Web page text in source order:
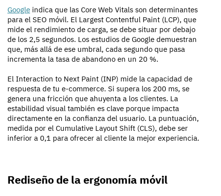
Google indica que las Core Web Vitals son determinantes
para el SEO móvil. El Largest Contentful Paint (LCP), que
mide el rendimiento de carga, se debe situar por debajo
de los 2,5 segundos. Los estudios de Google demuestran
que, más allá de ese umbral, cada segundo que pasa
incrementa la tasa de abandono en un 20 %.
El Interaction to Next Paint (INP) mide la capacidad de
respuesta de tu e-commerce. Si supera los 200 ms, se
genera una fricción que ahuyenta a los clientes. La
estabilidad visual también es clave porque impacta
directamente en la confianza del usuario. La puntuación,
medida por el Cumulative Layout Shift (CLS), debe ser
inferior a 0,1 para ofrecer al cliente la mejor experiencia.
Rediseño de la ergonomía móvil